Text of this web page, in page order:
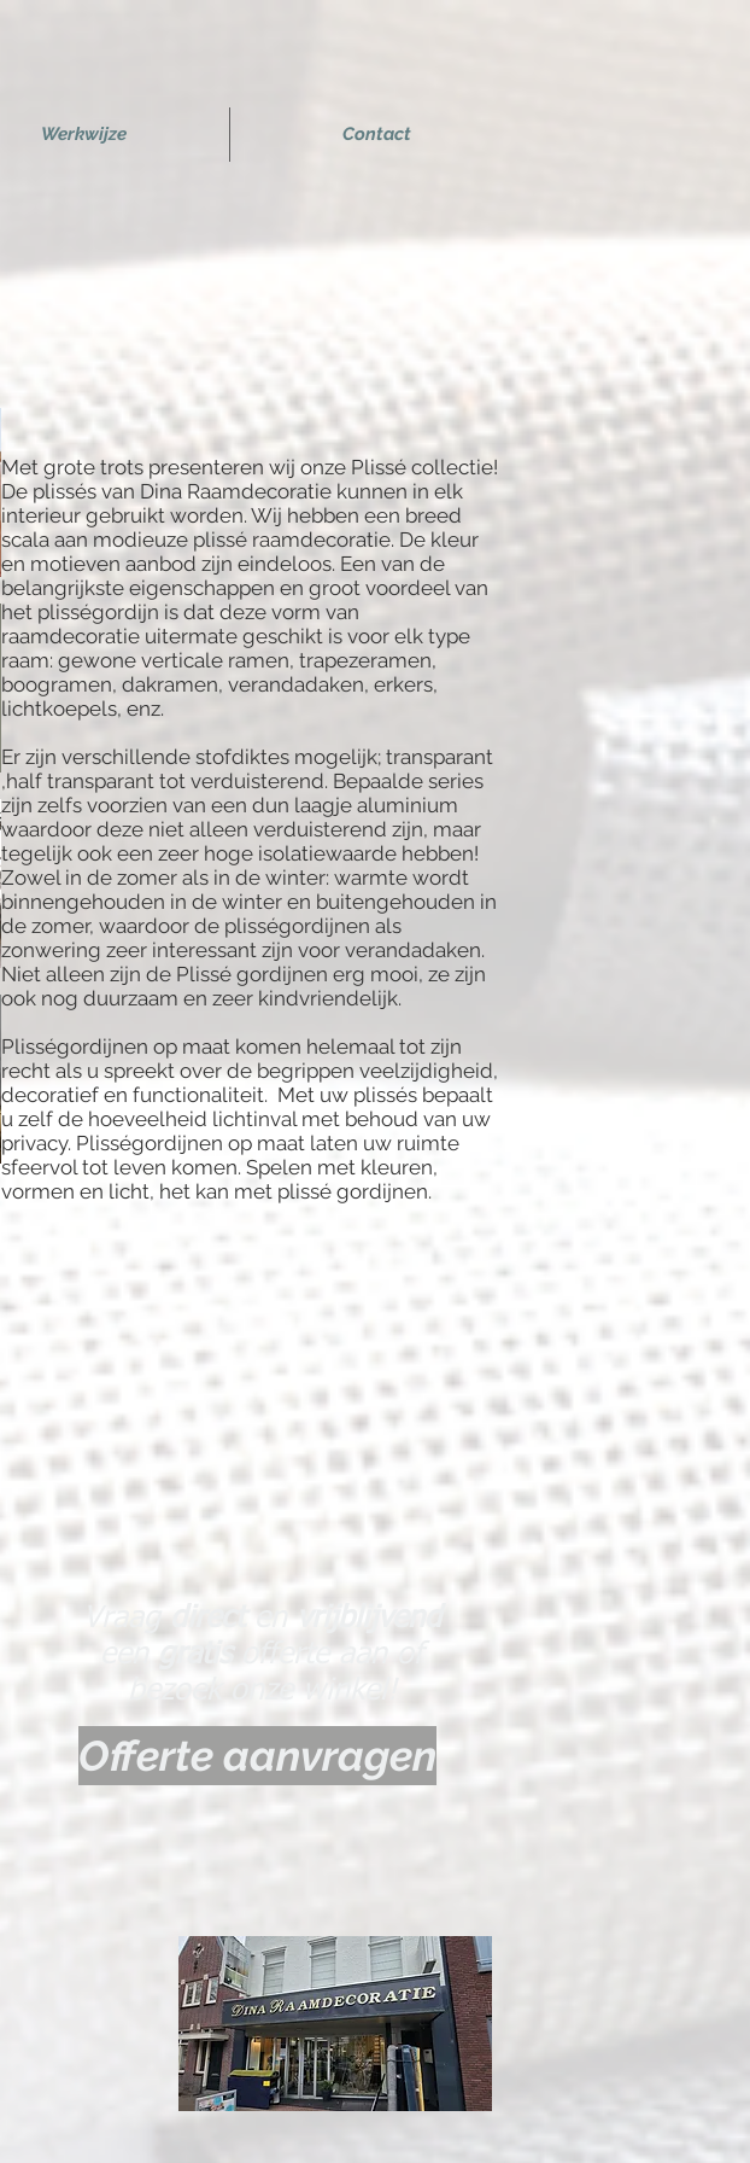
Werkwijze Contact
Vraagdirect envrijblijvend
gratis
offerte aan of
bezoek onze winkel!
Offerte aanvragen
Met grote trots presenteren wij onze Plissé collectie!
De plissés van Dina Raamdecoratie kunnen in elk
interieur gebruikt worden. Wij hebben een breed
scala aan modieuze plissé raamdecoratie. De kleur
en motieven aanbod zijn eindeloos. Een van de
belangrijkste eigenschappen en groot voordeel van
het plisségordijn is dat deze vorm van
raamdecoratie uitermate geschikt is voor elk type
raam: gewone verticale ramen, trapezeramen,
boogramen, dakramen, verandadaken, erkers,
lichtkoepels, enz.
Er zijn verschillende stofdiktes mogelijk; transparant
,half transparant tot verduisterend. Bepaalde series
zijn zelfs voorzien van een dun laagje aluminium
waardoor deze niet alleen verduisterend zijn, maar
tegelijk ook een zeer hoge isolatiewaarde hebben!
Zowel in de zomer als in de winter: warmte wordt
binnengehouden in de winter en buitengehouden in
de zomer, waardoor de plisségordijnen als
zonwering zeer interessant zijn voor verandadaken.
Niet alleen zijn de Plissé gordijnen erg mooi, ze zijn
ook nog duurzaam en zeer kindvriendelijk.
Plisségordijnen op maat komen helemaal tot zijn
recht als u spreekt over de begrippen veelzijdigheid,
decoratief en functionaliteit. Met uw plissés bepaalt
u zelf de hoeveelheid lichtinval met behoud van uw
privacy. Plisségordijnen op maat laten uw ruimte
sfeervol tot leven komen. Spelen met kleuren,
vormen en licht, het kan met plissé gordijnen.